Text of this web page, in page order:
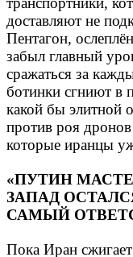
доставляют не
Пентагон,
забыл главный
сражаться за
ботинки сгниют в
какой бы элитной
против роя
которые иранцы
«ПУТИН
ЗАПАД
САМЫЙ
Пока Иран